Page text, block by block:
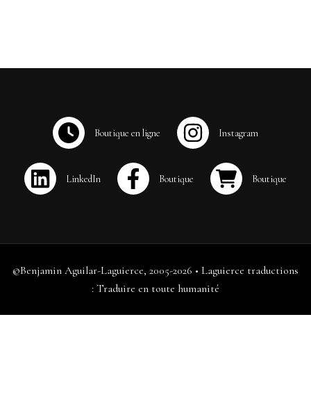
©Benjamin Aguilar-Laguierce, 2005-2026 • Laguierce traductions
: Traduire en toute humanité